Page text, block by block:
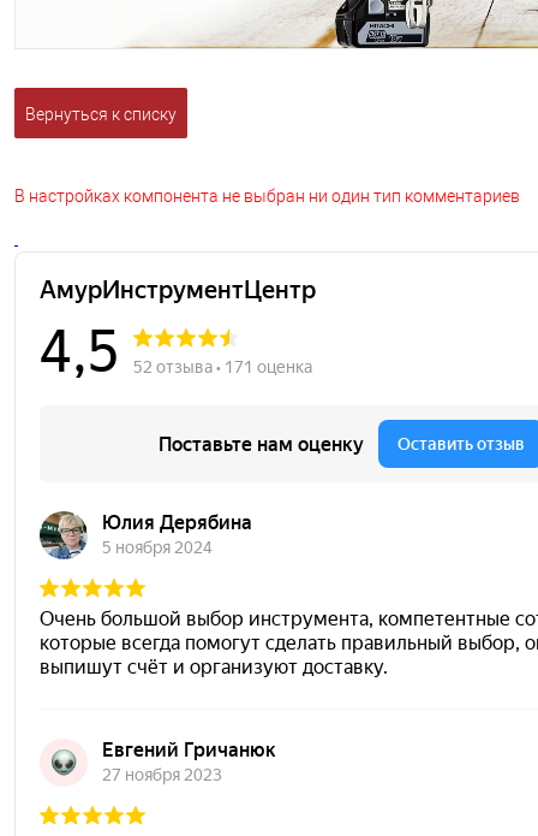
Вернуться к списку
В настройках компонента не выбран ни один тип комментариев